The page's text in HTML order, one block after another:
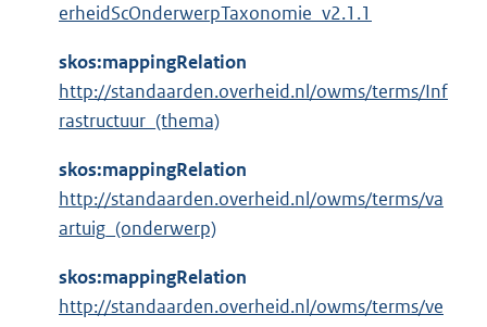
erheidScOnderwerpTaxonomie_v2.1.1
skos:mappingRelation
http://standaarden.overheid.nl/owms/terms/Inf
rastructuur_(thema)
skos:mappingRelation
http://standaarden.overheid.nl/owms/terms/va
artuig_(onderwerp)
skos:mappingRelation
http://standaarden.overheid.nl/owms/terms/ve